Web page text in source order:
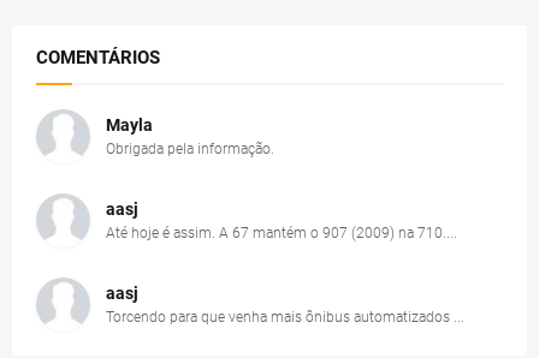
COMENTÁRIOS
Mayla
Obrigada pela informação.
aasj
Até hoje é assim. A 67 mantém o 907 (2009) na 710....
aasj
Torcendo para que venha mais ônibus automatizados ...